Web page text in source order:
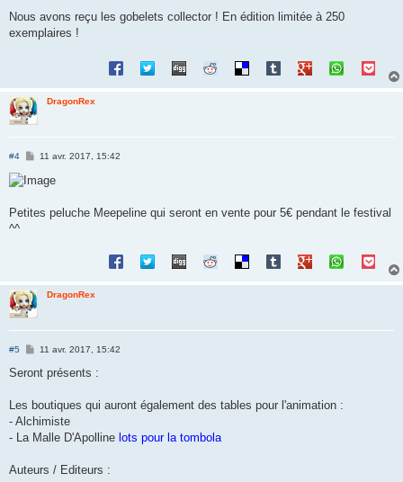
a
Nous avons reçu les gobelets collector ! En édition limitée à 250
exemplaires !
DragonRex
#4
M
s
s
g
e
11 avr. 2017, 15:42
Petites peluche Meepeline qui seront en vente pour 5€ pendant le festival
^^
DragonRex
#5
M
s
g
11 avr. 2017, 15:42
Seront présents :
Les boutiques qui auront également des tables pour l'animation :
- Alchimiste
- La Malle D'Apolline lots pour la tombola
Auteurs / Editeurs :